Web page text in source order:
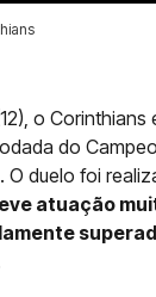
o Corinthians
do
duelo foi
atuação